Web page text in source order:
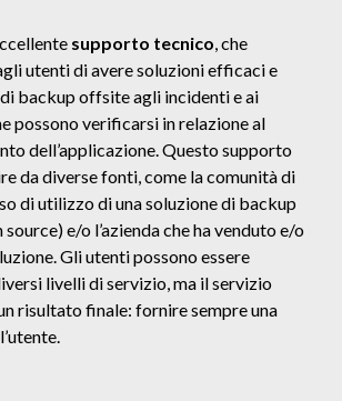
supporto tecnico, che
utenti di avere soluzioni efficaci e
backup offsite agli incidenti e ai
possono verificarsi in relazione al
dell’applicazione. Questo supporto
da diverse fonti, come la comunità di
di utilizzo di una soluzione di backup
e/o l’azienda che ha venduto e/o
Gli utenti possono essere
livelli di servizio, ma il servizio
risultato finale: fornire sempre una